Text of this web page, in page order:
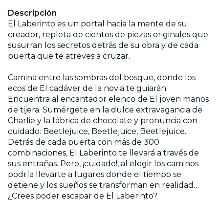
Descripción
El Laberinto es un portal hacia la mente de su
creador, repleta de cientos de piezas originales que
susurran los secretos detrás de su obra y de cada
puerta que te atreves a cruzar.
Camina entre las sombras del bosque, donde los
ecos de El cadáver de la novia te guiarán.
Encuentra al encantador elenco de El joven manos
de tijera. Sumérgete en la dulce extravagancia de
Charlie y la fábrica de chocolate y pronuncia con
cuidado: Beetlejuice, Beetlejuice, Beetlejuice.
Detrás de cada puerta con más de 300
combinaciones, El Laberinto te llevará a través de
sus entrañas. Pero, ¡cuidado!, al elegir los caminos
podría llevarte a lugares donde el tiempo se
detiene y los sueños se transforman en realidad…
¿Crees poder escapar de El Laberinto?